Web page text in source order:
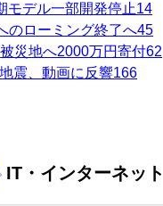
モデル一部開発停止14
のローミング終了へ45
災地へ2000万円寄付62
震、動画に反響166
IT・インターネット